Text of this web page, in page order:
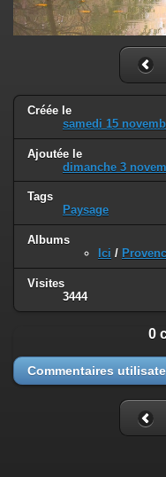
Créée le
samedi 15
Ajoutée le
dimanche 3
Tags
Paysage
Albums
Ici /
Visites
3444
0
Commentaires